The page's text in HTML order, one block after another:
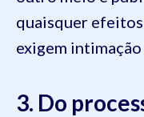
quaisquer efeitos
exigem intimação
3. Do